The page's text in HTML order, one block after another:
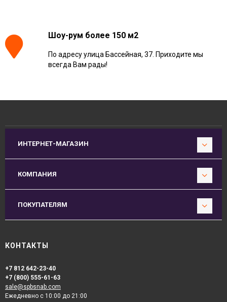
Шоу-рум более 150 м2
По адресу улица Бассейная, 37. Приходите мы
всегда Вам рады!
ИНТЕРНЕТ-МАГАЗИН
КОМПАНИЯ
ПОКУПАТЕЛЯМ
КОНТАКТЫ
+7 812 642-23-40
+7 (800) 555-61-63
sale@spbsnab.com
Ежедневно с 10:00 до 21:00